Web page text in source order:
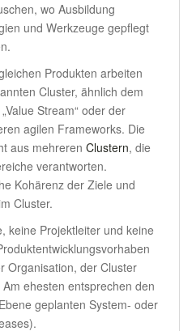
wo Ausbildung
und Werkzeuge gepflegt
Produkten arbeiten
Cluster, ähnlich dem
Stream“ oder der
agilen Frameworks. Die
aus mehreren Clustern, die
verantworten.
Kohärenz der Ziele und
Cluster.
keine Projektleiter und keine
Organisation, der Cluster
ehesten entsprechen den
geplanten System- oder